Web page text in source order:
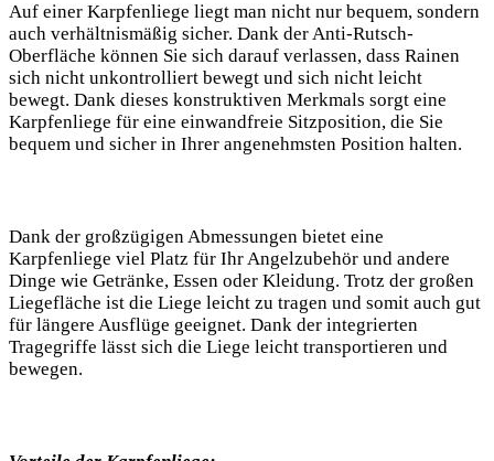
Auf einer Karpfenliege liegt man nicht nur bequem, sondern
auch verhältnismäßig sicher. Dank der Anti-Rutsch-
Oberfläche können Sie sich darauf verlassen, dass Rainen
sich nicht unkontrolliert bewegt und sich nicht leicht
bewegt. Dank dieses konstruktiven Merkmals sorgt eine
Karpfenliege für eine einwandfreie Sitzposition, die Sie
bequem und sicher in Ihrer angenehmsten Position halten.
Dank der großzügigen Abmessungen bietet eine
Karpfenliege viel Platz für Ihr Angelzubehör und andere
Dinge wie Getränke, Essen oder Kleidung. Trotz der großen
Liegefläche ist die Liege leicht zu tragen und somit auch gut
für längere Ausflüge geeignet. Dank der integrierten
Tragegriffe lässt sich die Liege leicht transportieren und
bewegen.